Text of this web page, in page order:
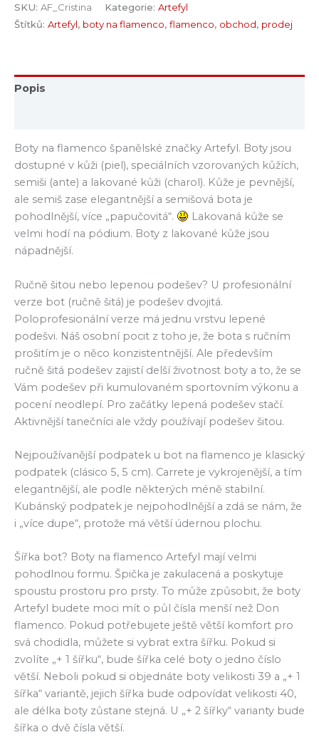
SKU: AF_Cristina Kategorie: Artefyl
Štítků: Artefyl, boty na flamenco, flamenco, obchod, prodej
Popis
Boty na flamenco španělské značky Artefyl. Boty jsou
dostupné v kůži (piel), speciálních vzorovaných kůžích,
semiši (ante) a lakované kůži (charol). Kůže je pevnější,
ale semiš zase elegantnější a semišová bota je
pohodlnější, více „papučovitá“.
Lakovaná kůže se
velmi hodí na pódium. Boty z lakované kůže jsou
nápadnější.
Ručně šitou nebo lepenou podešev? U profesionální
verze bot (ručně šitá) je podešev dvojitá.
Poloprofesionální verze má jednu vrstvu lepené
podešvi. Náš osobní pocit z toho je, že bota s ručním
prošitím je o něco konzistentnější. Ale především
ručně šitá podešev zajistí delší životnost boty a to, že se
Vám podešev při kumulovaném sportovním výkonu a
pocení neodlepí. Pro začátky lepená podešev stačí.
Aktivnější tanečníci ale vždy používají podešev šitou.
Nejpoužívanější podpatek u bot na flamenco je klasický
podpatek (clásico 5, 5 cm). Carrete je vykrojenější, a tím
elegantnější, ale podle některých méně stabilní.
Kubánský podpatek je nejpohodlnější a zdá se nám, že
i „více dupe“, protože má větší údernou plochu.
Šířka bot? Boty na flamenco Artefyl mají velmi
pohodlnou formu. Špička je zakulacená a poskytuje
spoustu prostoru pro prsty. To může způsobit, že boty
Artefyl budete moci mít o půl čísla menší než Don
flamenco. Pokud potřebujete ještě větší komfort pro
svá chodidla, můžete si vybrat extra šířku. Pokud si
zvolíte „+ 1 šířku“, bude šířka celé boty o jedno číslo
větší. Neboli pokud si objednáte boty velikosti 39 a „+ 1
šířka“ variantě, jejich šířka bude odpovídat velikosti 40,
ale délka boty zůstane stejná. U „+ 2 šířky“ varianty bude
šířka o dvě čísla větší.